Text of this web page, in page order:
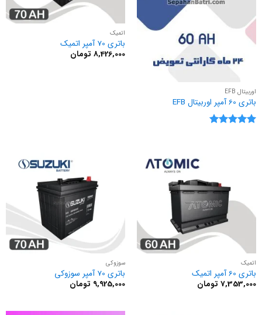
اوربیتال EFB
باتری 60 آمپر اوربیتال EFB
اتمیک
باتری 70 آمپر اتمیک
8,426,000 تومان
اتمیک
باتری 60 آمپر اتمیک
7,353,000 تومان
سوزوکی
باتری 70 آمپر سوزوکی
9,925,000 تومان